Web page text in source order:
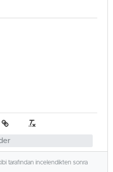
tarafından incelendikten sonra